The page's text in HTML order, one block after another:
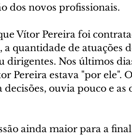
dos novos profissionais.
Vítor Pereira foi
quantidade de atuações
dirigentes. Nos últimos
Pereira estava "por ele".
ouvia pouco e as
ainda maior para a